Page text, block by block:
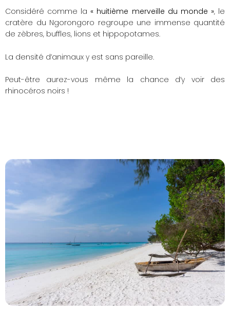
Considéré comme la« huitième merveille du monde », le
cratère du Ngorongoro regroupe une immense quantité
de zèbres, buffles, lions et hippopotames.
La densité d’animaux y est sans pareille.
Peut-être aurez-vous même la chance d’y voir des
rhinocéros noirs !